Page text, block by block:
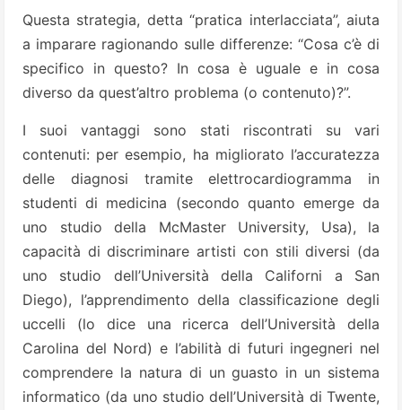
Questa strategia, detta “pratica interlacciata”, aiuta
a imparare ragionando sulle differenze: “Cosa c’è di
specifico in questo? In cosa è uguale e in cosa
diverso da quest’altro problema (o contenuto)?”.
I suoi vantaggi sono stati riscontrati su vari
contenuti: per esempio, ha migliorato l’accuratezza
delle diagnosi tramite elettrocardiogramma in
studenti di medicina (secondo quanto emerge da
uno studio della McMaster University, Usa), la
capacità di discriminare artisti con stili diversi (da
uno studio dell’Università della Californi a San
Diego), l’apprendimento della classificazione degli
uccelli (lo dice una ricerca dell’Università della
Carolina del Nord) e l’abilità di futuri ingegneri nel
comprendere la natura di un guasto in un sistema
informatico (da uno studio dell’Università di Twente,